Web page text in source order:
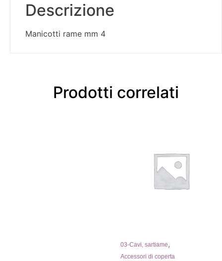
Descrizione
Manicotti rame mm 4
Prodotti correlati
03-Cavi, sartiame,
Accessori di coperta